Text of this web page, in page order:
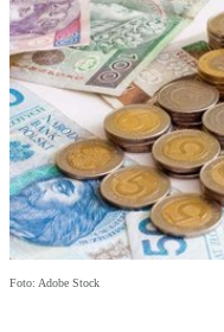
Foto: Adobe Stock